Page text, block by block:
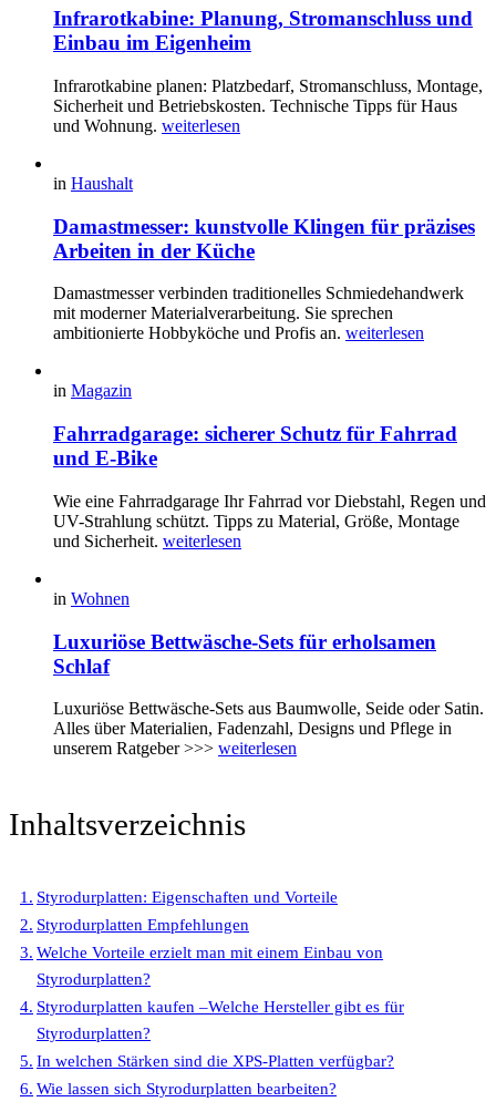
Infrarotkabine: Planung, Stromanschluss und
Einbau im Eigenheim
Infrarotkabine planen: Platzbedarf, Stromanschluss, Montage,
Sicherheit und Betriebskosten. Technische Tipps für Haus
und Wohnung. weiterlesen
in Haushalt
Damastmesser: kunstvolle Klingen für präzises
Arbeiten in der Küche
Damastmesser verbinden traditionelles Schmiedehandwerk
mit moderner Materialverarbeitung. Sie sprechen
ambitionierte Hobbyköche und Profis an. weiterlesen
in Magazin
Fahrradgarage: sicherer Schutz für Fahrrad
und E-Bike
Wie eine Fahrradgarage Ihr Fahrrad vor Diebstahl, Regen und
UV-Strahlung schützt. Tipps zu Material, Größe, Montage
und Sicherheit. weiterlesen
in Wohnen
Luxuriöse Bettwäsche-Sets für erholsamen
Schlaf
Luxuriöse Bettwäsche-Sets aus Baumwolle, Seide oder Satin.
Alles über Materialien, Fadenzahl, Designs und Pflege in
unserem Ratgeber >>> weiterlesen
Inhaltsverzeichnis
Styrodurplatten: Eigenschaften und Vorteile
Styrodurplatten Empfehlungen
Welche Vorteile erzielt man mit einem Einbau von
Styrodurplatten?
Styrodurplatten kaufen –Welche Hersteller gibt es für
Styrodurplatten?
In welchen Stärken sind die XPS-Platten verfügbar?
Wie lassen sich Styrodurplatten bearbeiten?